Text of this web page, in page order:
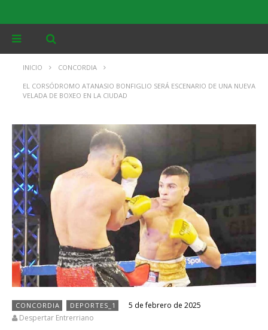
INICIO CONCORDIA
EL CORSÓDROMO ATANASIO BONFIGLIO SERÁ ESCENARIO DE UNA NUEVA
VELADA DE BOXEO EN LA CIUDAD
CONCORDIA DEPORTES_1
5 de febrero de 2025
Despertar Entrerriano